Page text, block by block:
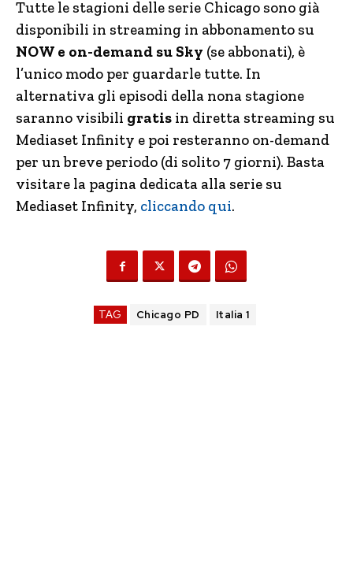
Tutte le stagioni delle serie Chicago sono già
disponibili in streaming in abbonamento su
NOW e on-demand su Sky (se abbonati), è
l’unico modo per guardarle tutte. In
alternativa gli episodi della nona stagione
saranno visibili gratis in diretta streaming su
Mediaset Infinity e poi resteranno on-demand
per un breve periodo (di solito 7 giorni). Basta
visitare la pagina dedicata alla serie su
Mediaset Infinity, cliccando qui.
TAG Chicago PD Italia 1